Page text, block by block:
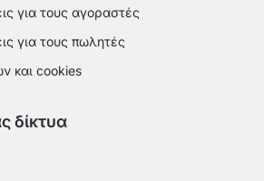
για τους αγοραστές
για τους πωλητές
και cookies
δίκτυα